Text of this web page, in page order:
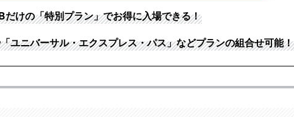
だけの「特別プラン」でお得に入場できる！
ユニバーサル・エクスプレス・パス」などプランの組合せ可能！